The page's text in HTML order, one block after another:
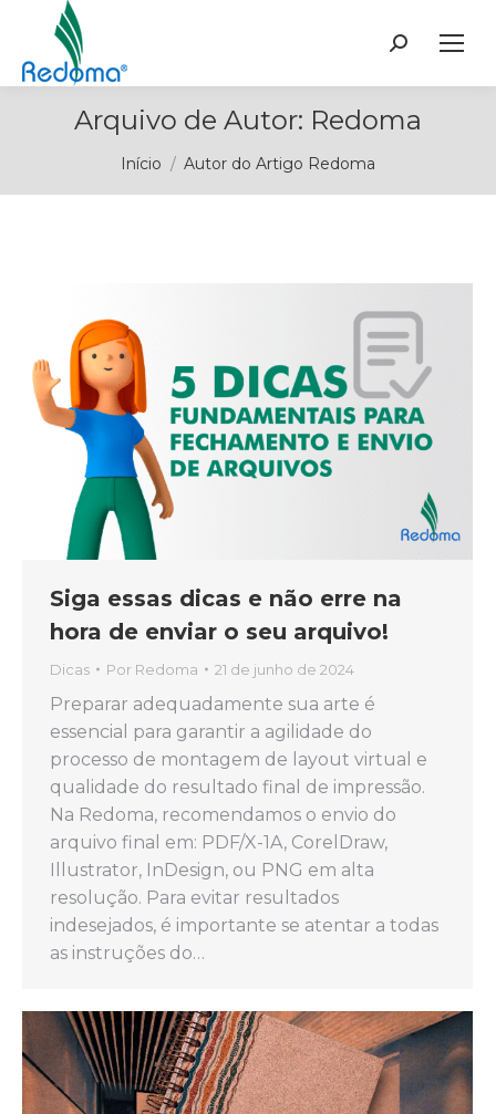
Buscar
Arquivo de Autor: Redoma
Você está aqui:
Início Autor do Artigo Redoma
Siga essas dicas e não erre na
hora de enviar o seu arquivo!
Dicas Por Redoma 21 de junho de 2024
Preparar adequadamente sua arte é
essencial para garantir a agilidade do
processo de montagem de layout virtual e
qualidade do resultado final de impressão.
Na Redoma, recomendamos o envio do
arquivo final em: PDF/X-1A, CorelDraw,
Illustrator, InDesign, ou PNG em alta
resolução. Para evitar resultados
indesejados, é importante se atentar a todas
as instruções do…